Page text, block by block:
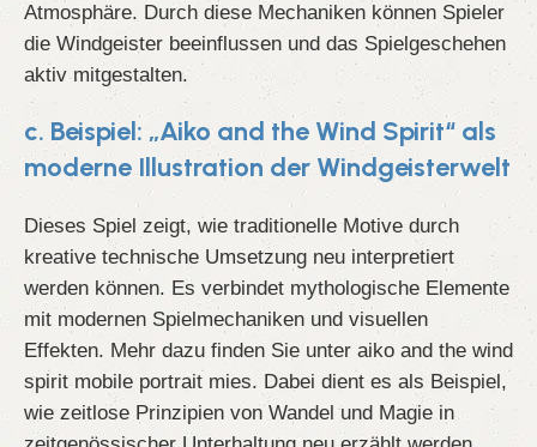
Atmosphäre. Durch diese Mechaniken können Spieler
die Windgeister beeinflussen und das Spielgeschehen
aktiv mitgestalten.
c. Beispiel: „Aiko and the Wind Spirit“ als
moderne Illustration der Windgeisterwelt
Dieses Spiel zeigt, wie traditionelle Motive durch
kreative technische Umsetzung neu interpretiert
werden können. Es verbindet mythologische Elemente
mit modernen Spielmechaniken und visuellen
Effekten. Mehr dazu finden Sie unter aiko and the wind
spirit mobile portrait mies. Dabei dient es als Beispiel,
wie zeitlose Prinzipien von Wandel und Magie in